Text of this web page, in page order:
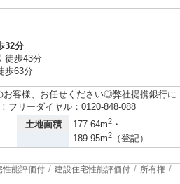
32分
徒歩43分
歩63分
客様、お任せください◎弊社提携銀行に
フリーダイヤル：0120-848-088
土地面積 177.64m2 ・
189.95m2
（登記）
性能評価付 建設住宅性能評価付
所有権